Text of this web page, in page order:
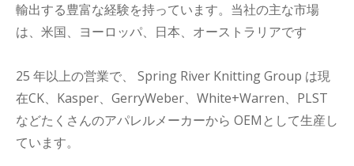
輸出する豊富な経験を持っています。当社の主な市場
は、米国、ヨーロッパ、日本、オーストラリアです
25 年以上の営業で、 Spring River Knitting Group は現
在CK、Kasper、GerryWeber、White+Warren、PLST
などたくさんのアパレルメーカーから OEMとして生産し
ています。